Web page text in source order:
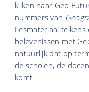
kijken naar Geo
nummers van
Lesmateriaal
belevenissen met
natuurlijk dat op
de scholen, de
komt.